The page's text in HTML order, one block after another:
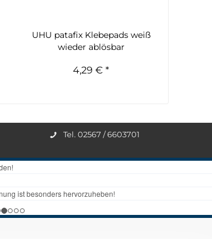
UHU patafix Klebepads weiß
wieder ablösbar
4,29 € *
Tel. 02567 / 6603701